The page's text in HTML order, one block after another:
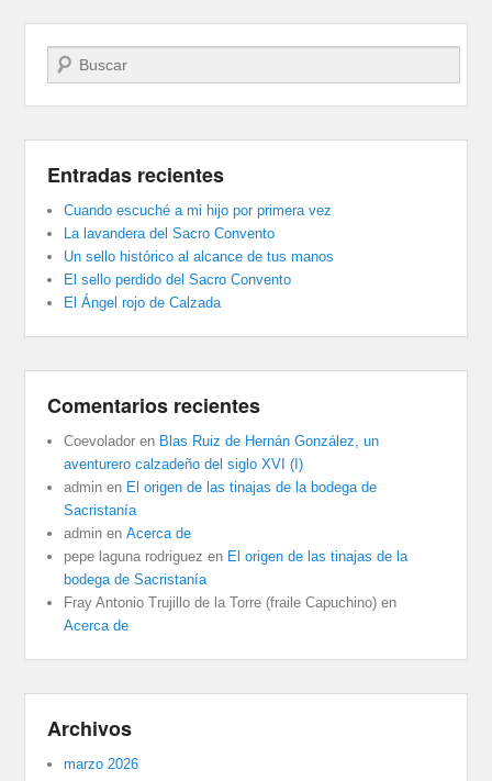
Buscar
Entradas recientes
Cuando escuché a mi hijo por primera vez
La lavandera del Sacro Convento
Un sello histórico al alcance de tus manos
El sello perdido del Sacro Convento
El Ángel rojo de Calzada
Comentarios recientes
Coevolador en Blas Ruiz de Hernán González, un
aventurero calzadeño del siglo XVI (I)
admin en El origen de las tinajas de la bodega de
Sacristanía
admin enAcerca de
pepe laguna rodriguez en El origen de las tinajas de la
bodega de Sacristanía
Fray Antonio Trujillo de la Torre (fraile Capuchino) en
Acerca de
Archivos
marzo 2026